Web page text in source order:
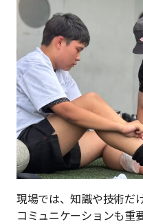
現場では、知識や技術だ
コミュニケーションも重